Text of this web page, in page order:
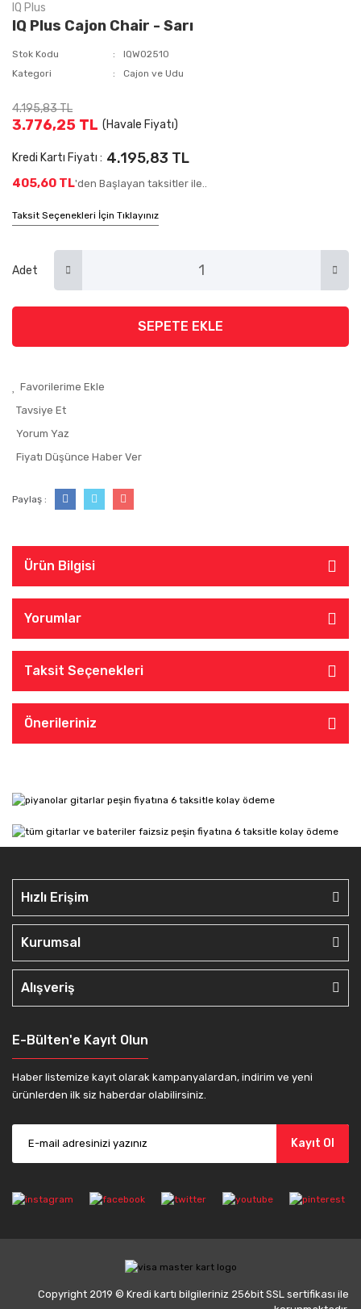
IQ Plus
IQ Plus Cajon Chair - Sarı
Stok Kodu
IQW02510
Kategori
Cajon ve Udu
4.195,83 TL
3.776,25 TL (Havale Fiyatı)
Kredi Kartı Fiyatı : 4.195,83 TL
405,60 TL'den Başlayan taksitler ile..
Taksit Seçenekleri İçin Tıklayınız
Adet
SEPETE EKLE
Tavsiye Et
Yorum Yaz
Fiyatı Düşünce Haber Ver
Paylaş :
Ürün Bilgisi
Yorumlar
Taksit Seçenekleri
Önerileriniz
Hızlı Erişim
Kurumsal
Alışveriş
E-Bülten'e Kayıt Olun
Haber listemize kayıt olarak kampanyalardan, indirim ve yeni
ürünlerden ilk siz haberdar olabilirsiniz.
Kayıt Ol
Copyright 2019 © Kredi kartı bilgileriniz 256bit SSL sertifikası ile